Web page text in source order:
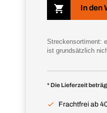
In den
Streckensortiment:
ist grundsätzlich
* Die Lieferzeit
Frachtfrei ab